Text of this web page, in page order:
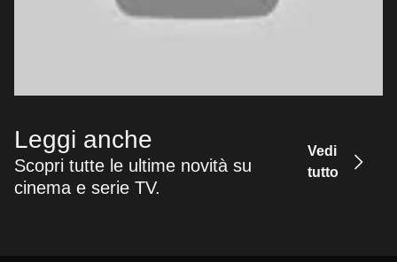
Leggi anche
Scopri tutte le ultime novità su
cinema e serie TV.
Vedi
tutto